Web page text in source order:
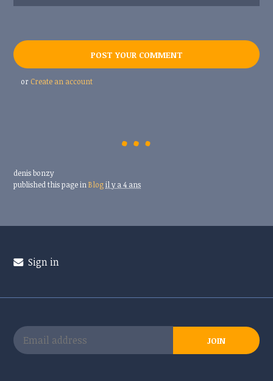
or Create an account
denis bonzy
published this page inBlog il y a 4 ans
Sign in